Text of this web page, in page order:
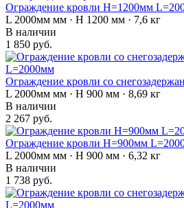
Ограждение кровли H=1200мм
L 2000мм мм · H 1200 мм · 7,6 кг
В наличии
1 850 руб.
Ограждение кровли со
L 2000мм мм · H 900 мм · 8,69 кг
В наличии
2 267 руб.
Ограждение кровли H=900мм
L 2000мм мм · H 900 мм · 6,32 кг
В наличии
1 738 руб.